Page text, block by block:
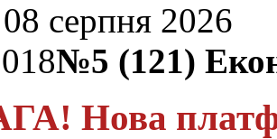
серпня 2026
№5 (121)
Нова